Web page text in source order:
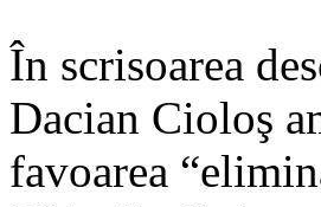
În scrisoarea
Dacian Cioloş
favoarea